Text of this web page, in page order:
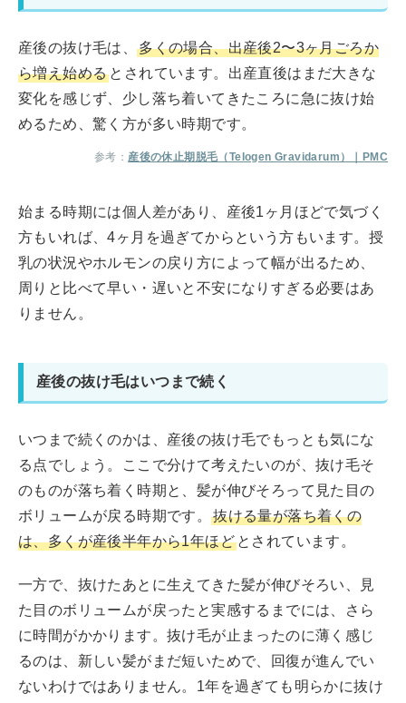
産後の抜け毛は、多くの場合、出産後2〜3ヶ月ごろか
ら増え始める とされています。出産直後はまだ大きな
変化を感じず、少し落ち着いてきたころに急に抜け始
めるため、驚く方が多い時期です。
参考： 産後の休止期脱毛（Telogen Gravidarum）｜PMC
始まる時期には個人差があり、産後1ヶ月ほどで気づく
方もいれば、4ヶ月を過ぎてからという方もいます。授
乳の状況やホルモンの戻り方によって幅が出るため、
周りと比べて早い・遅いと不安になりすぎる必要はあ
りません。
産後の抜け毛はいつまで続く
いつまで続くのかは、産後の抜け毛でもっとも気にな
る点でしょう。ここで分けて考えたいのが、抜け毛そ
のものが落ち着く時期と、髪が伸びそろって見た目の
ボリュームが戻る時期です。抜ける量が落ち着くの
は、多くが産後半年から1年ほど とされています。
一方で、抜けたあとに生えてきた髪が伸びそろい、見
た目のボリュームが戻ったと実感するまでには、さら
に時間がかかります。抜け毛が止まったのに薄く感じ
るのは、新しい髪がまだ短いためで、回復が進んでい
ないわけではありません。1年を過ぎても明らかに抜け